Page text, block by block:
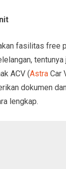
fasilitas free
ACV (Astra Car
dokumen
lengkap.